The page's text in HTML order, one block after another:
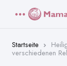
Startseite
verschiedenen